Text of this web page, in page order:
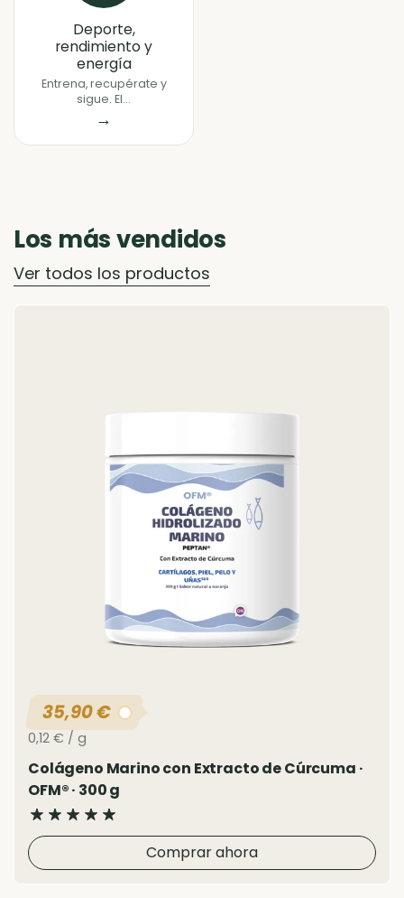
Deporte,
rendimiento y
energía
Entrena, recupérate y
sigue. El...
→
Los más vendidos
Ver todos los productos
Precio normal
35,90 €
Precio unitario
0,12 € / g
Colágeno Marino con Extracto de Cúrcuma ·
OFM® · 300 g
Comprar ahora